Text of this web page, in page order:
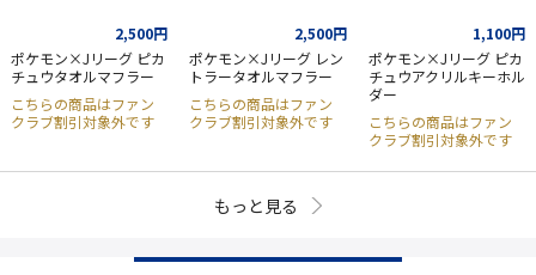
2,500円
ポケモン×Jリーグ ピカ
チュウタオルマフラー
こちらの商品はファン
クラブ割引対象外です
2,500円
ポケモン×Jリーグ レン
トラータオルマフラー
こちらの商品はファン
クラブ割引対象外です
1,100円
ポケモン×Jリーグ ピカ
チュウアクリルキーホル
ダー
こちらの商品はファン
クラブ割引対象外です
もっと見る